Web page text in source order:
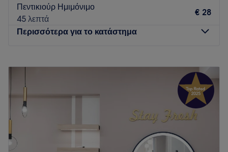
Πεντικιούρ Ημιμόνιμο
45 λεπτά
€ 28
Περισσότερα για το κατάστημα
20:00
Τετάρτη
–20:00
Πέμπτη
–20:00
Παρασκευή
10:00
20:00
Σάββατο
10:00–18:00
Κλειστό